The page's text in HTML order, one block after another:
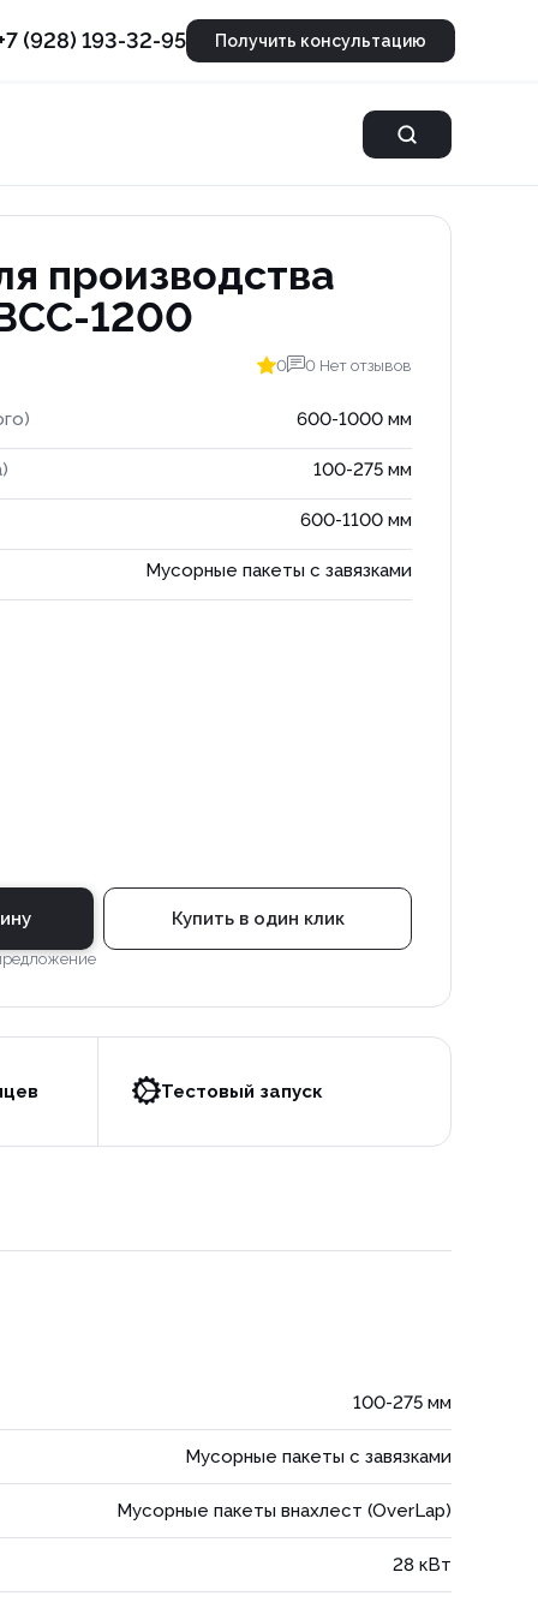
(928) 193-32-95 Получить консультацию
производства
1200
0 0 Нет отзывов
600-1000 мм
100-275 мм
600-1100 мм
Мусорные пакеты с завязками
Купить в один клик
Тестовый запуск
100-275 мм
Мусорные пакеты с завязками
Мусорные пакеты внахлест (OverLap)
28 кВт